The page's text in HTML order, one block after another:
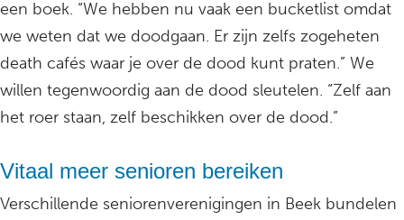
een boek. “We hebben nu vaak een bucketlist omdat
we weten dat we doodgaan. Er zijn zelfs zogeheten
death cafés waar je over de dood kunt praten.” We
willen tegenwoordig aan de dood sleutelen. “Zelf aan
het roer staan, zelf beschikken over de dood.”
Vitaal meer senioren bereiken
Verschillende seniorenverenigingen in Beek bundelen